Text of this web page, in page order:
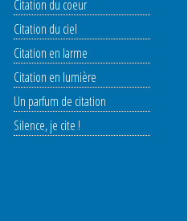
Citation du coeur
Citation du ciel
Citation en larme
Citation en lumière
Un parfum de citation
Silence, je cite !